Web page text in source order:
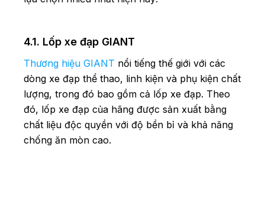
4.1. Lốp xe đạp GIANT
Thương hiệu GIANT nổi tiếng thế giới với các
dòng xe đạp thể thao, linh kiện và phụ kiện chất
lượng, trong đó bao gồm cả lốp xe đạp. Theo
đó, lốp xe đạp của hãng được sản xuất bằng
chất liệu độc quyền với độ bền bỉ và khả năng
chống ăn mòn cao.